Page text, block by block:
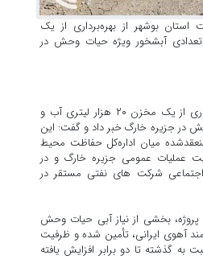
بوشهر از بهره‌برداری از یک
آب و تعدادی آبشخور ویژه حیات وحش در
عبدالرحمن مرادزاده از بهره‌برداری از یک مخزن ۲۰ هزار لیتری آب و
در جزیره خارگ خبر داد و گفت: این
میان اداره‌کل حفاظت محیط
عملیات عمومی جزیره خارگ و در
شرکت های نفتی مستقر در
پروژه، بخشی از نیاز آبی حیات وحش
آهوی ایرانی، تأمین شده و ظرفیت
گذشته تا دو برابر افزایش یافته